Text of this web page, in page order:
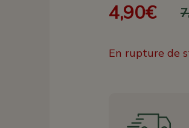
4,90€
En rupture de